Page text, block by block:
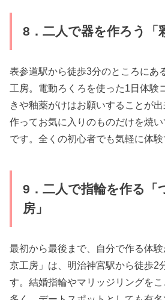
8．二人で器を作ろう「
表参道駅から徒歩3分のところにあ
工房。電動ろくろを使った1日体験
きや釉薬がけはお願いすることが
作ってお気に入りのものだけを焼
です。全くの初心者でも気軽に体験
9．二人で指輪を作る「
房」
最初から最後まで、自分で作る体
京工房」は、明治神宮駅から徒歩2
す。結婚指輪やマリッジリングを